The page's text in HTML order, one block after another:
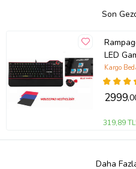
Son
LED
Alminy
Kargo
2999
319,89
Daha